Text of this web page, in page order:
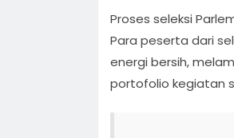
Proses seleksi
Para peserta dari
energi bersih,
portofolio kegiatan